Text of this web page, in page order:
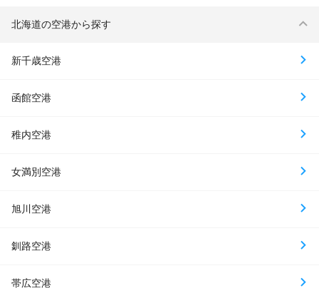
北海道の空港から探す
新千歳空港
函館空港
稚内空港
女満別空港
旭川空港
釧路空港
帯広空港